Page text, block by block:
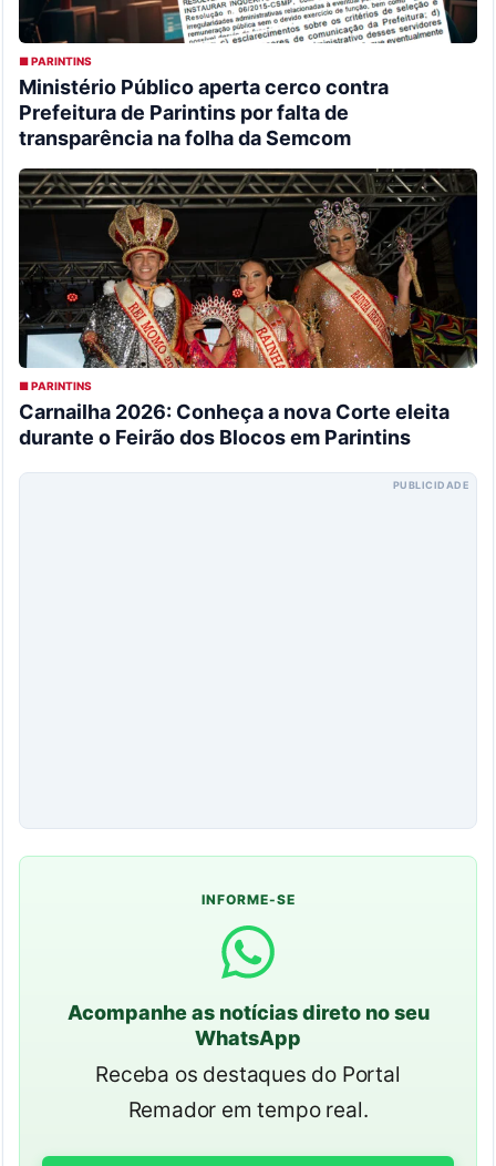
■ PARINTINS
Ministério Público aperta cerco contra
Prefeitura de Parintins por falta de
transparência na folha da Semcom
■ PARINTINS
Carnailha 2026: Conheça a nova Corte eleita
durante o Feirão dos Blocos em Parintins
PUBLICIDADE
INFORME-SE
Acompanhe as notícias direto no seu
WhatsApp
Receba os destaques do Portal
Remador em tempo real.